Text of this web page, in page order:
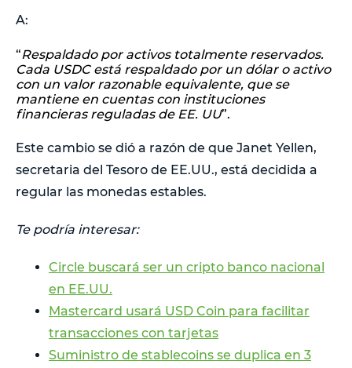
A:
“Respaldado por activos totalmente reservados.
Cada USDC está respaldado por un dólar o activo
con un valor razonable equivalente, que se
mantiene en cuentas con instituciones
financieras reguladas de EE. UU”.
Este cambio se dió a razón de que Janet Yellen,
secretaria del Tesoro de EE.UU., está decidida a
regular las monedas estables.
Te podría interesar:
Circle buscará ser un cripto banco nacional
en EE.UU.
Mastercard usará USD Coin para facilitar
transacciones con tarjetas
Suministro de stablecoins se duplica en 3